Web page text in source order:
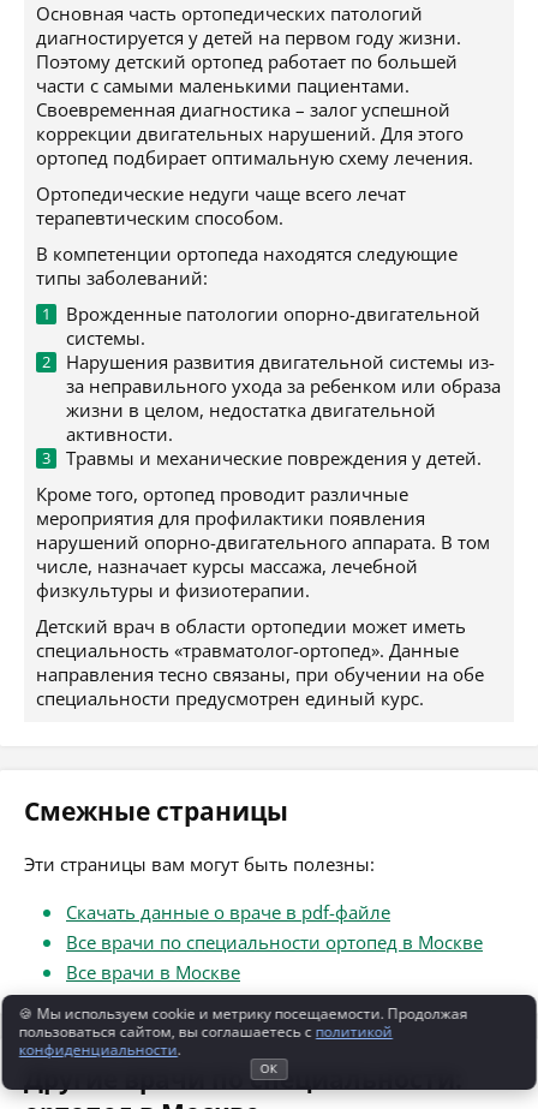
Основная часть ортопедических патологий
диагностируется у детей на первом году жизни.
Поэтому детский ортопед работает по большей
части с самыми маленькими пациентами.
Своевременная диагностика – залог успешной
коррекции двигательных нарушений. Для этого
ортопед подбирает оптимальную схему лечения.
Ортопедические недуги чаще всего лечат
терапевтическим способом.
В компетенции ортопеда находятся следующие
типы заболеваний:
Врожденные патологии опорно-двигательной
системы.
Нарушения развития двигательной системы из-
за неправильного ухода за ребенком или образа
жизни в целом, недостатка двигательной
активности.
Травмы и механические повреждения у детей.
Кроме того, ортопед проводит различные
мероприятия для профилактики появления
нарушений опорно-двигательного аппарата. В том
числе, назначает курсы массажа, лечебной
физкультуры и физиотерапии.
Детский врач в области ортопедии может иметь
специальность «травматолог-ортопед». Данные
направления тесно связаны, при обучении на обе
специальности предусмотрен единый курс.
Смежные страницы
Эти страницы вам могут быть полезны:
Скачать данные о враче в pdf-файле
Все врачи по специальности ортопед в Москве
Все врачи в Москве
Другие врачи по специальности:
🍪 Мы используем cookie и метрику посещаемости. Продолжая
пользоваться сайтом, вы соглашаетесь с политикой
конфиденциальности.
ОК